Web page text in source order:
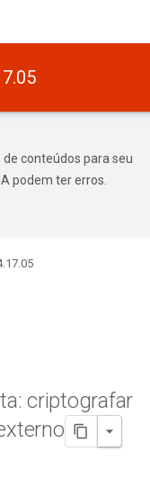
conteúdos para seu
podem ter erros.
criptografar